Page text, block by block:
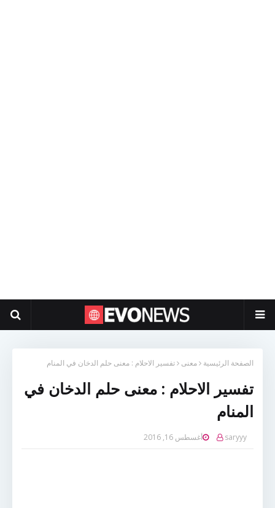
الصفحة الرئيسية معنى تفسير الاحلام : معنى حلم الدخان في المنام
تفسير الاحلام : معنى حلم الدخان في
المنام
saryyy أغسطس 16, 2016